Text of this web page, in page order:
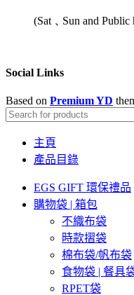
(Sat﹑Sun and Public
Social Links
Based on Premium YD
主頁
產品目錄
EGS GIFT 環保禮品
購物袋 | 箱包
不織布袋
時款摺袋
棉布袋/帆布袋
食物袋 | 餐具
RPET袋